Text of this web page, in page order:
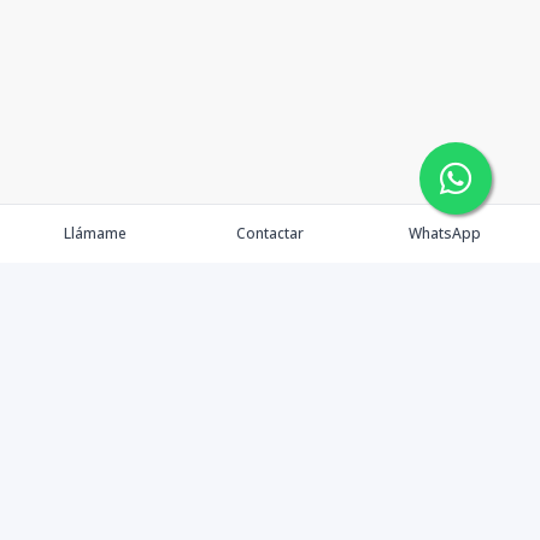
Llámame Contactar WhatsApp